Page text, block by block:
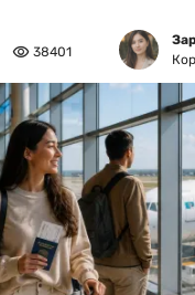
38401